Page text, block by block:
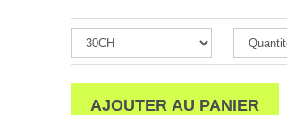
AJOUTER AU PANIER